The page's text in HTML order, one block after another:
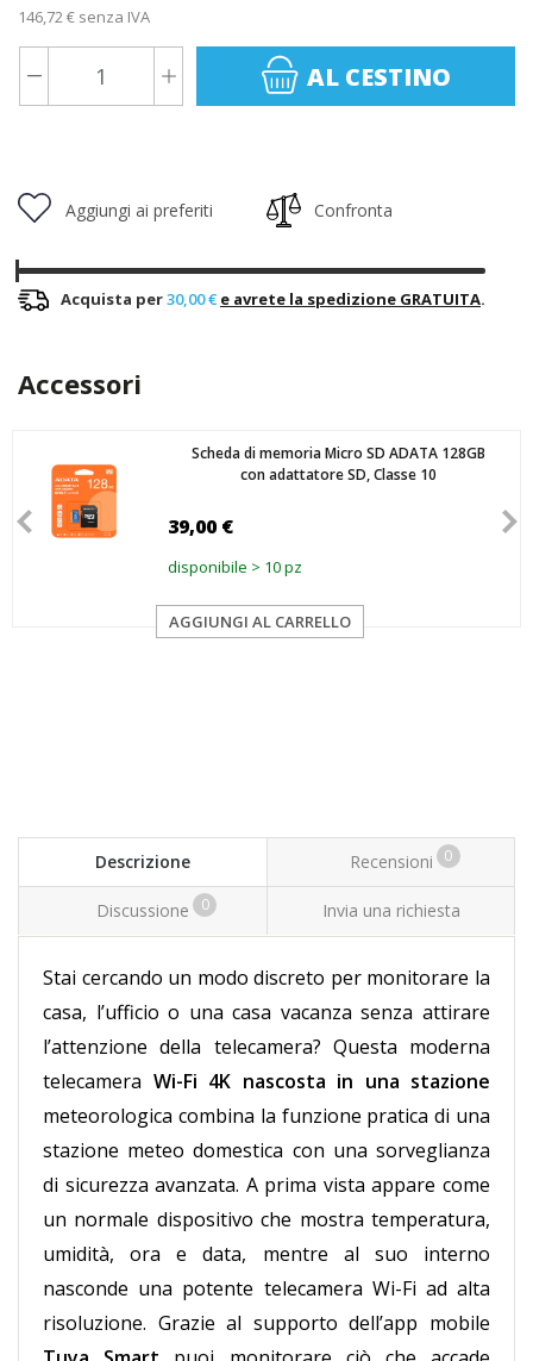
146,72 € senza IVA
AL CESTINO
Aggiungi ai preferiti Confronta
Acquista per30,00 € e avrete la spedizione GRATUITA.
Accessori
Scheda di memoria Micro SD ADATA 128GB
con adattatore SD, Classe 10
39,00 €
disponibile > 10 pz
AGGIUNGI AL CARRELLO
Descrizione Recensioni 0
Discussione 0 Invia una richiesta
Stai cercando un modo discreto per monitorare la
casa, l’ufficio o una casa vacanza senza attirare
l’attenzione della telecamera? Questa moderna
telecamera Wi-Fi 4K nascosta in una stazione
meteorologica combina la funzione pratica di una
stazione meteo domestica con una sorveglianza
di sicurezza avanzata. A prima vista appare come
un normale dispositivo che mostra temperatura,
umidità, ora e data, mentre al suo interno
nasconde una potente telecamera Wi-Fi ad alta
risoluzione. Grazie al supporto dell’app mobile